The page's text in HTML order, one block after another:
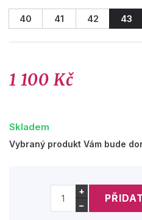
40 41 42 43
1 100 Kč
Skladem
Vybraný produkt Vám bude
+
−